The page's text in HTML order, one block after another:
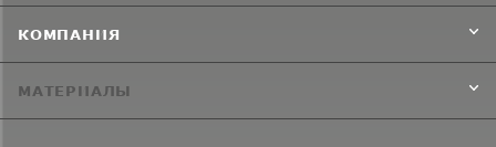
КОМПАНИЯ
МАТЕРИАЛЫ